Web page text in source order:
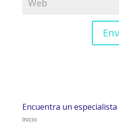
Encuentra un especialista
Inicio